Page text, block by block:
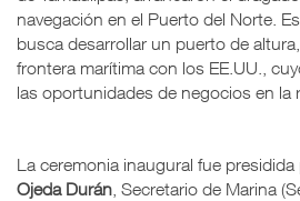
navegación en el Puerto del Norte.
busca desarrollar un puerto de
frontera marítima con los EE.UU.,
las oportunidades de negocios en la
La ceremonia inaugural fue
Ojeda Durán , Secretario de Marina